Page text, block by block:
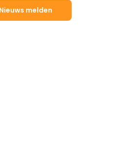
Nieuws melden